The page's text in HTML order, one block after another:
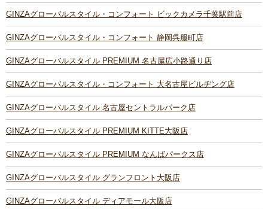
GINZAグローバルスタイル・コンフォート ビックカメラ千葉駅前店
GINZAグローバルスタイル・コンフォート 静岡呉服町店
GINZAグローバルスタイル PREMIUM 名古屋広小路通り店
GINZAグローバルスタイル・コンフォート 大名古屋ビルヂング店
GINZAグローバルスタイル 名古屋セントラルパーク店
GINZAグローバルスタイル PREMIUM KITTE大阪店
GINZAグローバルスタイル PREMIUM なんばパークス店
GINZAグローバルスタイル グランフロント大阪店
GINZAグローバルスタイル ディアモール大阪店